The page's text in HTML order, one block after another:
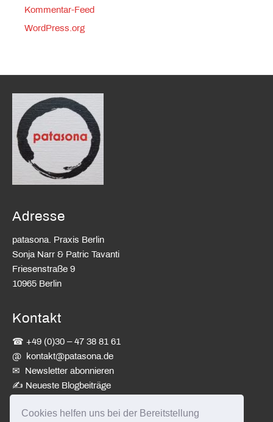
Cookies helfen uns bei der Bereitstellung
Kommentar-Feed
WordPress.org
Adresse
patasona. Praxis Berlin
Sonja Narr & Patric Tavanti
Friesenstraße 9
10965 Berlin
Kontakt
☎ +49 (0)30 – 47 38 81 61
@
kontakt@patasona.de
✉ Newsletter abonnieren
✍ Neueste Blogbeiträge